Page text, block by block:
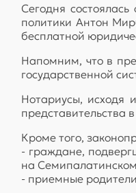
Сегодня
политики Антон
бесплатной
Напомним, что в
государственной
Нотариусы, исходя
представительства
Кроме того,
- граждане,
на Семипалатинском
- приемные